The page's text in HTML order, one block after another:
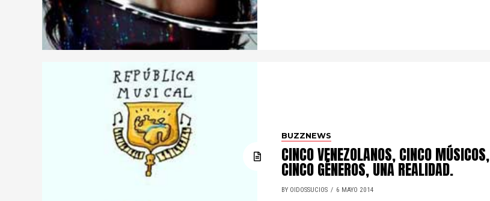
BUZZNEWS
CINCO VENEZOLANOS, CINCO MÚSICOS,
CINCO GÉNEROS, UNA REALIDAD.
BY OIDOSSUCIOS 6 MAYO 2014